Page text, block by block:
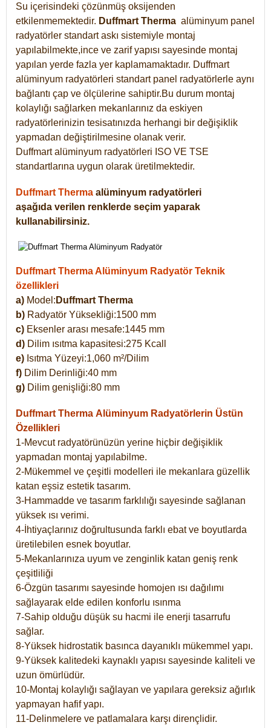
Su içerisindeki çözünmüş oksijenden
etkilenmemektedir. Duffmart Therma alüminyum panel
radyatörler standart askı sistemiyle montaj
yapılabilmekte,ince ve zarif yapısı sayesinde montaj
yapılan yerde fazla yer kaplamamaktadır. Duffmart
alüminyum radyatörleri standart panel radyatörlerle aynı
bağlantı çap ve ölçülerine sahiptir.Bu durum montaj
kolaylığı sağlarken mekanlarınız da eskiyen
radyatörlerinizin tesisatınızda herhangi bir değişiklik
yapmadan değiştirilmesine olanak verir.
Duffmart alüminyum radyatörleri ISO VE TSE
standartlarına uygun olarak üretilmektedir.
Duffmart Therma alüminyum radyatörleri
aşağıda verilen renklerde seçim yaparak
kullanabilirsiniz.
Duffmart Therma Alüminyum Radyatör Teknik
özellikleri
a) Model: Duffmart Therma
b) Radyatör Yüksekliği:1500 mm
c) Eksenler arası mesafe:1445 mm
d) Dilim ısıtma kapasitesi:275 Kcall
e) Isıtma Yüzeyi:1,060 m²/Dilim
f) Dilim Derinliği:40 mm
g) Dilim genişliği:80 mm
Duffmart Therma Alüminyum Radyatörlerin Üstün
Özellikleri
1-Mevcut radyatörünüzün yerine hiçbir değişiklik
yapmadan montaj yapılabilme.
2-Mükemmel ve çeşitli modelleri ile mekanlara güzellik
katan eşsiz estetik tasarım.
3-Hammadde ve tasarım farklılığı sayesinde sağlanan
yüksek ısı verimi.
4-İhtiyaçlarınız doğrultusunda farklı ebat ve boyutlarda
üretilebilen esnek boyutlar.
5-Mekanlarınıza uyum ve zenginlik katan geniş renk
çeşitliliği
6-Özgün tasarımı sayesinde homojen ısı dağılımı
sağlayarak elde edilen konforlu ısınma
7-Sahip olduğu düşük su hacmi ile enerji tasarrufu
sağlar.
8-Yüksek hidrostatik basınca dayanıklı mükemmel yapı.
9-Yüksek kalitedeki kaynaklı yapısı sayesinde kaliteli ve
uzun ömürlüdür.
10-Montaj kolaylığı sağlayan ve yapılara gereksiz ağırlık
yapmayan hafif yapı.
11-Delinmelere ve patlamalara karşı dirençlidir.